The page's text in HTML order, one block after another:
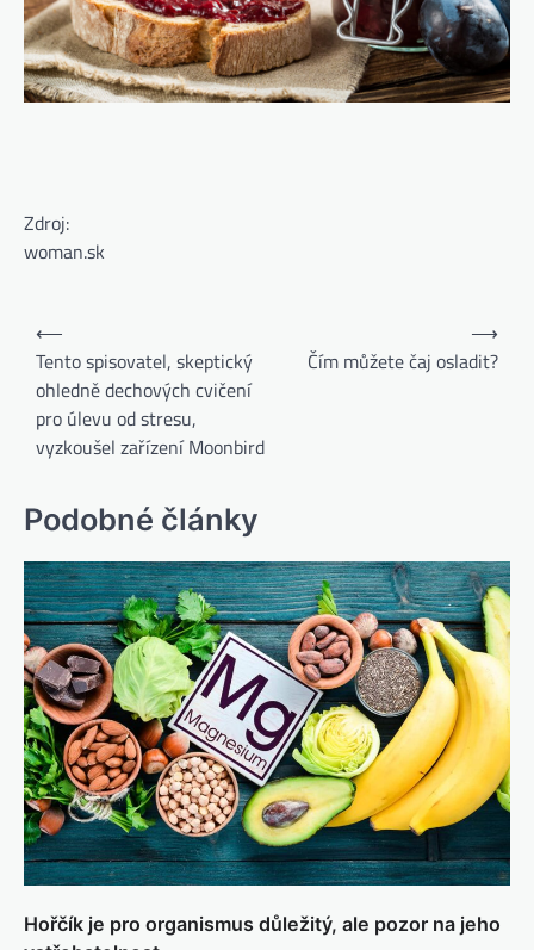
Zdroj:
woman.sk
⟵
Tento spisovatel, skeptický
ohledně dechových cvičení
pro úlevu od stresu,
vyzkoušel zařízení Moonbird
Čím můžete čaj osladit?
⟶
Podobné články
Hořčík je pro organismus důležitý, ale pozor na jeho